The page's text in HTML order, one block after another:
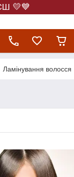
💛💙
Ламінування волосся